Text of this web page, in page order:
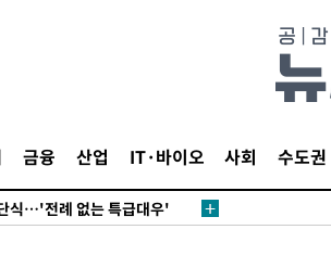
금융 산업 IT·바이오 사회 수도권
전 우승…데뷔 10년 차에 첫
엄친 구렁이 '소동'
분만 뛰고 슈팅 0개
본 폭염 저감시설 '온도차'